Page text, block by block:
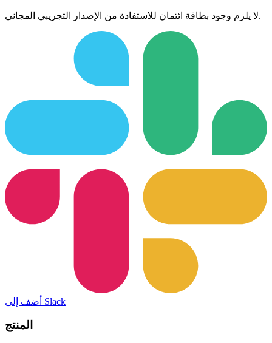
لا يلزم وجود بطاقة ائتمان للاستفادة من الإصدار التجريبي المجاني.
أضف إلى Slack
المنتج